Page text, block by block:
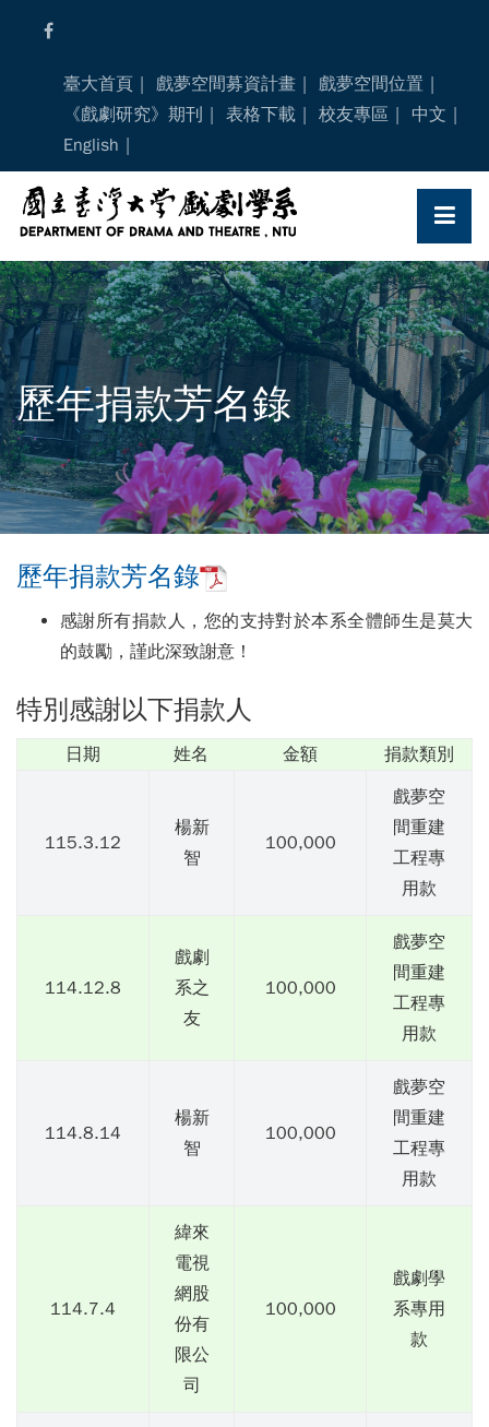
臺大首頁 戲夢空間募資計畫
戲夢空間位置
《戲劇研究》期刊
表格下載 校友專區
中文
English
歷年捐款芳名錄
歷年捐款芳名錄
感謝所有捐款人，您的支持對於本系全體師生是莫大
的鼓勵，謹此深致謝意！
特別感謝以下捐款人
日期 姓名 金額 捐款類別
115.3.12
楊新
智
100,000
戲夢空
間重建
工程專
用款
114.12.8
戲劇
系之
友
100,000
戲夢空
間重建
工程專
用款
114.8.14
楊新
智
100,000
戲夢空
間重建
工程專
用款
114.7.4
緯來
電視
網股
份有
限公
司
100,000
戲劇學
系專用
款